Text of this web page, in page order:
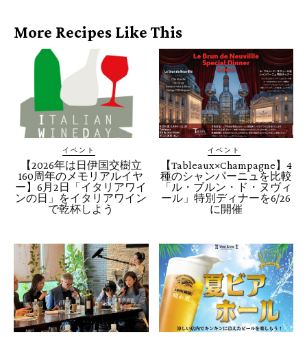
More Recipes Like This
イベント
【2026年は日伊国交樹立
160周年のメモリアルイヤ
ー】6月2日「イタリアワイ
ンの日」をイタリアワイン
で乾杯しよう
イベント
【Tableaux×Champagne】4
種のシャンパーニュを比較
「ル・ブルン・ド・ヌヴィ
ール」特別ディナーを6/26
に開催